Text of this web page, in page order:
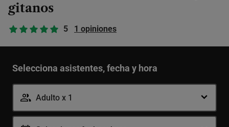
gitanos
5 1 opiniones
Selecciona asistentes, fecha y hora
Adulto x 1
Adulto -